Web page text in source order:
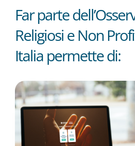
Far parte
Religiosi e Non
Italia permette di: